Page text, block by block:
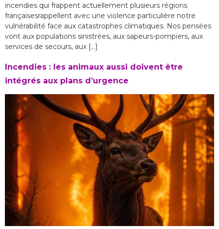
incendies qui frappent actuellement plusieurs régions
françaisesrappellent avec une violence particulière notre
vulnérabilité face aux catastrophes climatiques. Nos pensées
vont aux populations sinistrées, aux sapeurs-pompiers, aux
services de secours, aux […]
Incendies : les animaux aussi doivent être
intégrés aux plans d’urgence